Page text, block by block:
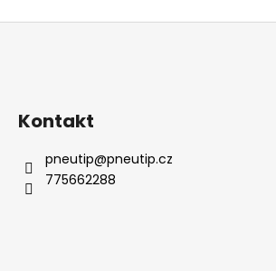
Z
Kontakt
pneutip@pneutip.cz
775662288